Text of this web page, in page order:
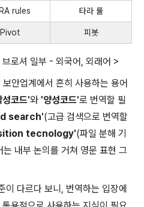
rules 타라 룰
Pivot 피봇
로셔 일부 - 외국어, 외래어 >
보안업계에서 흔히 사용하는 용어
성코드'와 '양성코드'로 번역할 필
search'(고급 검색으로 번역할
tecnology'(파일 분해 기
내부 논의를 거쳐 영문 표현 그
이 다르다 보니, 번역하는 입장에